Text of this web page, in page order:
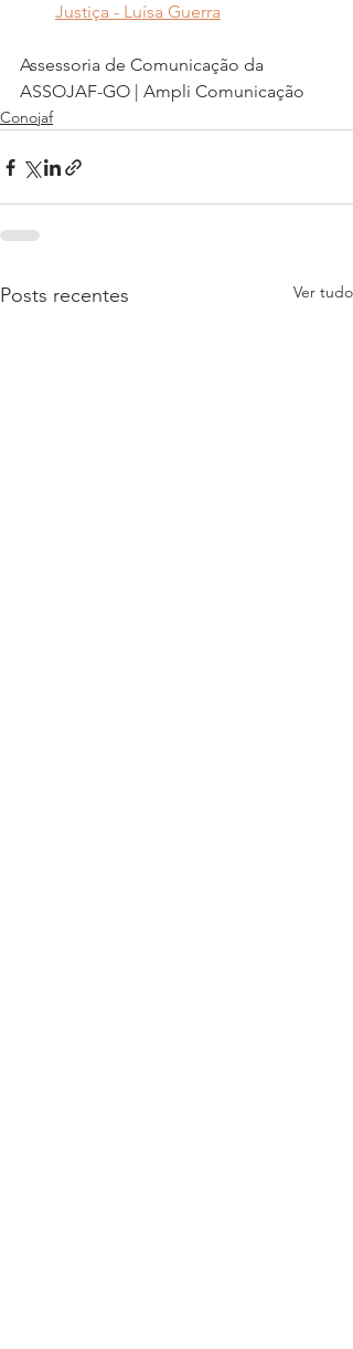
Justiça - Luísa Guerra
Assessoria de Comunicação da
ASSOJAF-GO | Ampli Comunicação
Conojaf
Posts recentes Ver tudo